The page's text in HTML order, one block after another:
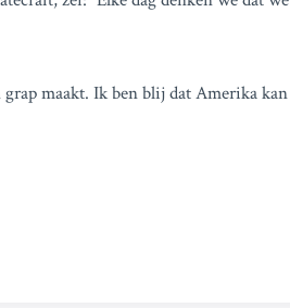
maakt. Ik ben blij dat Amerika kan